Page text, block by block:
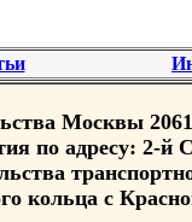
Москвы
по адресу: 2-й
кольца с